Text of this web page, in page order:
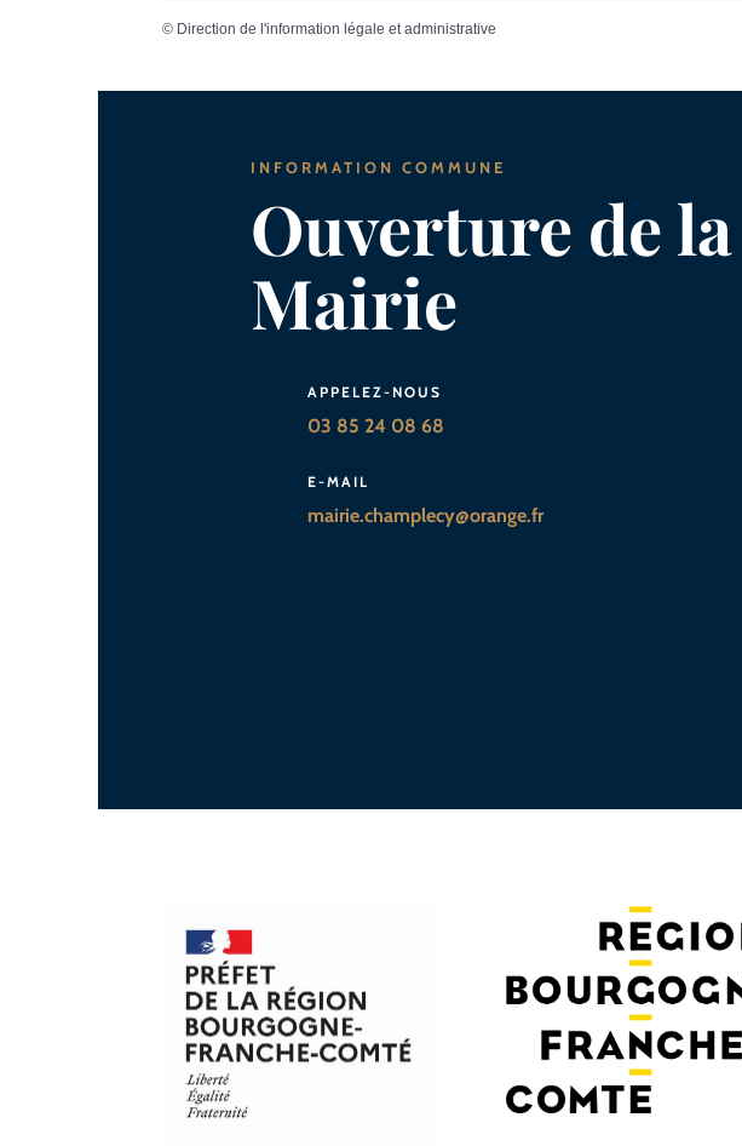
© Direction de l'information légale et administrative
INFORMATION COMMUNE
Ouverture de la
Mairie
APPELEZ-NOUS
03 85 24 08 68
E-MAIL
mairie.champlecy@orange.fr